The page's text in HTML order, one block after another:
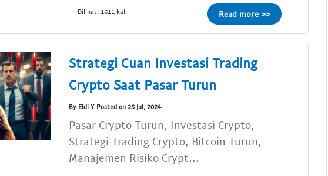
Dilihat: 1611 kali Read more >>
Strategi Cuan Investasi Trading
Crypto Saat Pasar Turun
By Eldi Y Posted on 25 Jul, 2024
Pasar Crypto Turun, Investasi Crypto,
Strategi Trading Crypto, Bitcoin Turun,
Manajemen Risiko Crypt...